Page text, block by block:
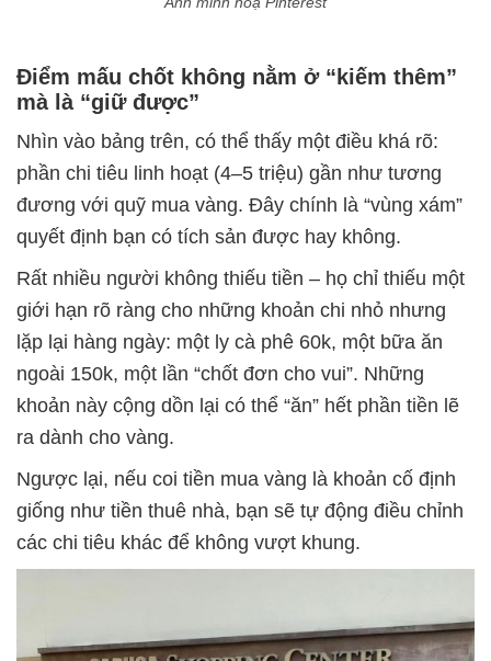
Điểm mấu chốt không nằm ở “kiếm thêm”
mà là “giữ được”
Nhìn vào bảng trên, có thể thấy một điều khá rõ:
phần chi tiêu linh hoạt (4–5 triệu) gần như tương
đương với quỹ mua vàng. Đây chính là “vùng xám”
quyết định bạn có tích sản được hay không.
Rất nhiều người không thiếu tiền – họ chỉ thiếu một
giới hạn rõ ràng cho những khoản chi nhỏ nhưng
lặp lại hàng ngày: một ly cà phê 60k, một bữa ăn
ngoài 150k, một lần “chốt đơn cho vui”. Những
khoản này cộng dồn lại có thể “ăn” hết phần tiền lẽ
ra dành cho vàng.
Ngược lại, nếu coi tiền mua vàng là khoản cố định
giống như tiền thuê nhà, bạn sẽ tự động điều chỉnh
các chi tiêu khác để không vượt khung.